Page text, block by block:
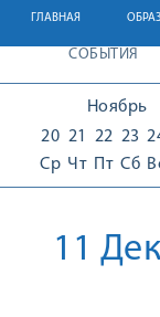
ГЛАВНАЯ
СОБЫТИЯ
Ноябрь
20
Ср
21
Чт
22
Пт
23
Сб
11